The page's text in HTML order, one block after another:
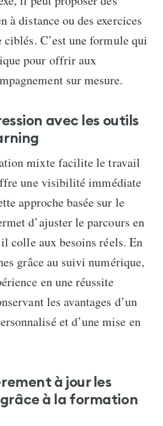
à distance ou des exercices
C’est une formule qui
pour offrir aux
sur mesure.
avec les outils
mixte facilite le travail
une visibilité immédiate
approche basée sur le
d’ajuster le parcours en
colle aux besoins réels. En
grâce au suivi numérique,
en une réussite
les avantages d’un
et d’une mise en
à jour les
à la formation